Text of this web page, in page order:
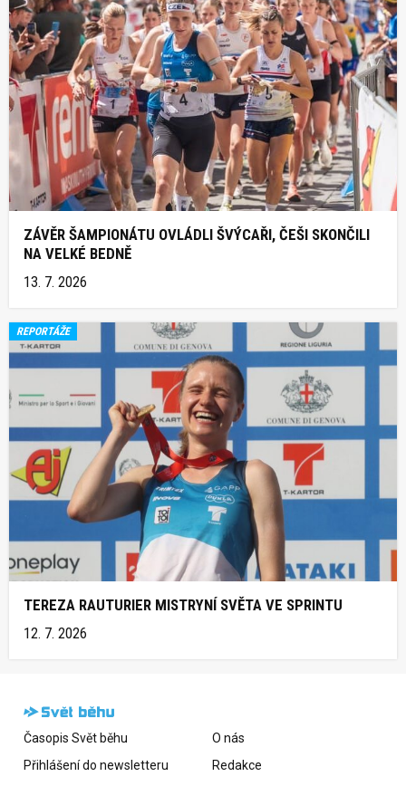
ZÁVĚR ŠAMPIONÁTU OVLÁDLI ŠVÝCAŘI, ČEŠI SKONČILI
NA VELKÉ BEDNĚ
13. 7. 2026
REPORTÁŽE
TEREZA RAUTURIER MISTRYNÍ SVĚTA VE SPRINTU
12. 7. 2026
Časopis Svět běhu
Přihlášení do newsletteru
O nás
Redakce